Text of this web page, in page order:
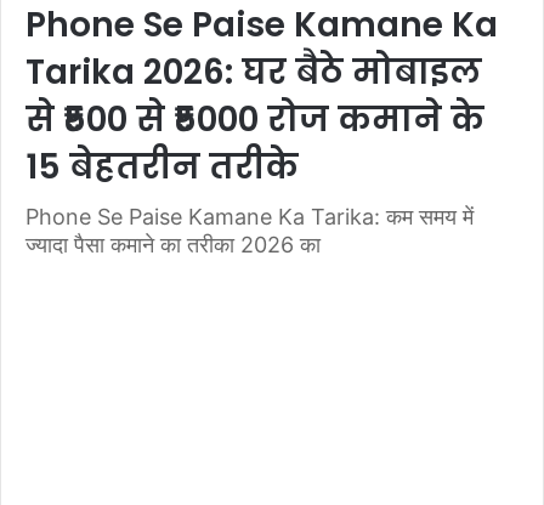
Phone Se Paise Kamane Ka
Tarika 2026: घर बैठे मोबाइल
से ₹500 से ₹5000 रोज कमाने के
15 बेहतरीन तरीके
Phone Se Paise Kamane Ka Tarika: कम समय में
ज्यादा पैसा कमाने का तरीका 2026 का